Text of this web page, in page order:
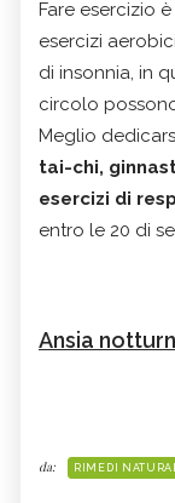
Fare esercizio
esercizi
di insonnia, in
circolo
Meglio
tai-chi,
esercizi di
entro le 20 di
Ansia
da: RIMEDI